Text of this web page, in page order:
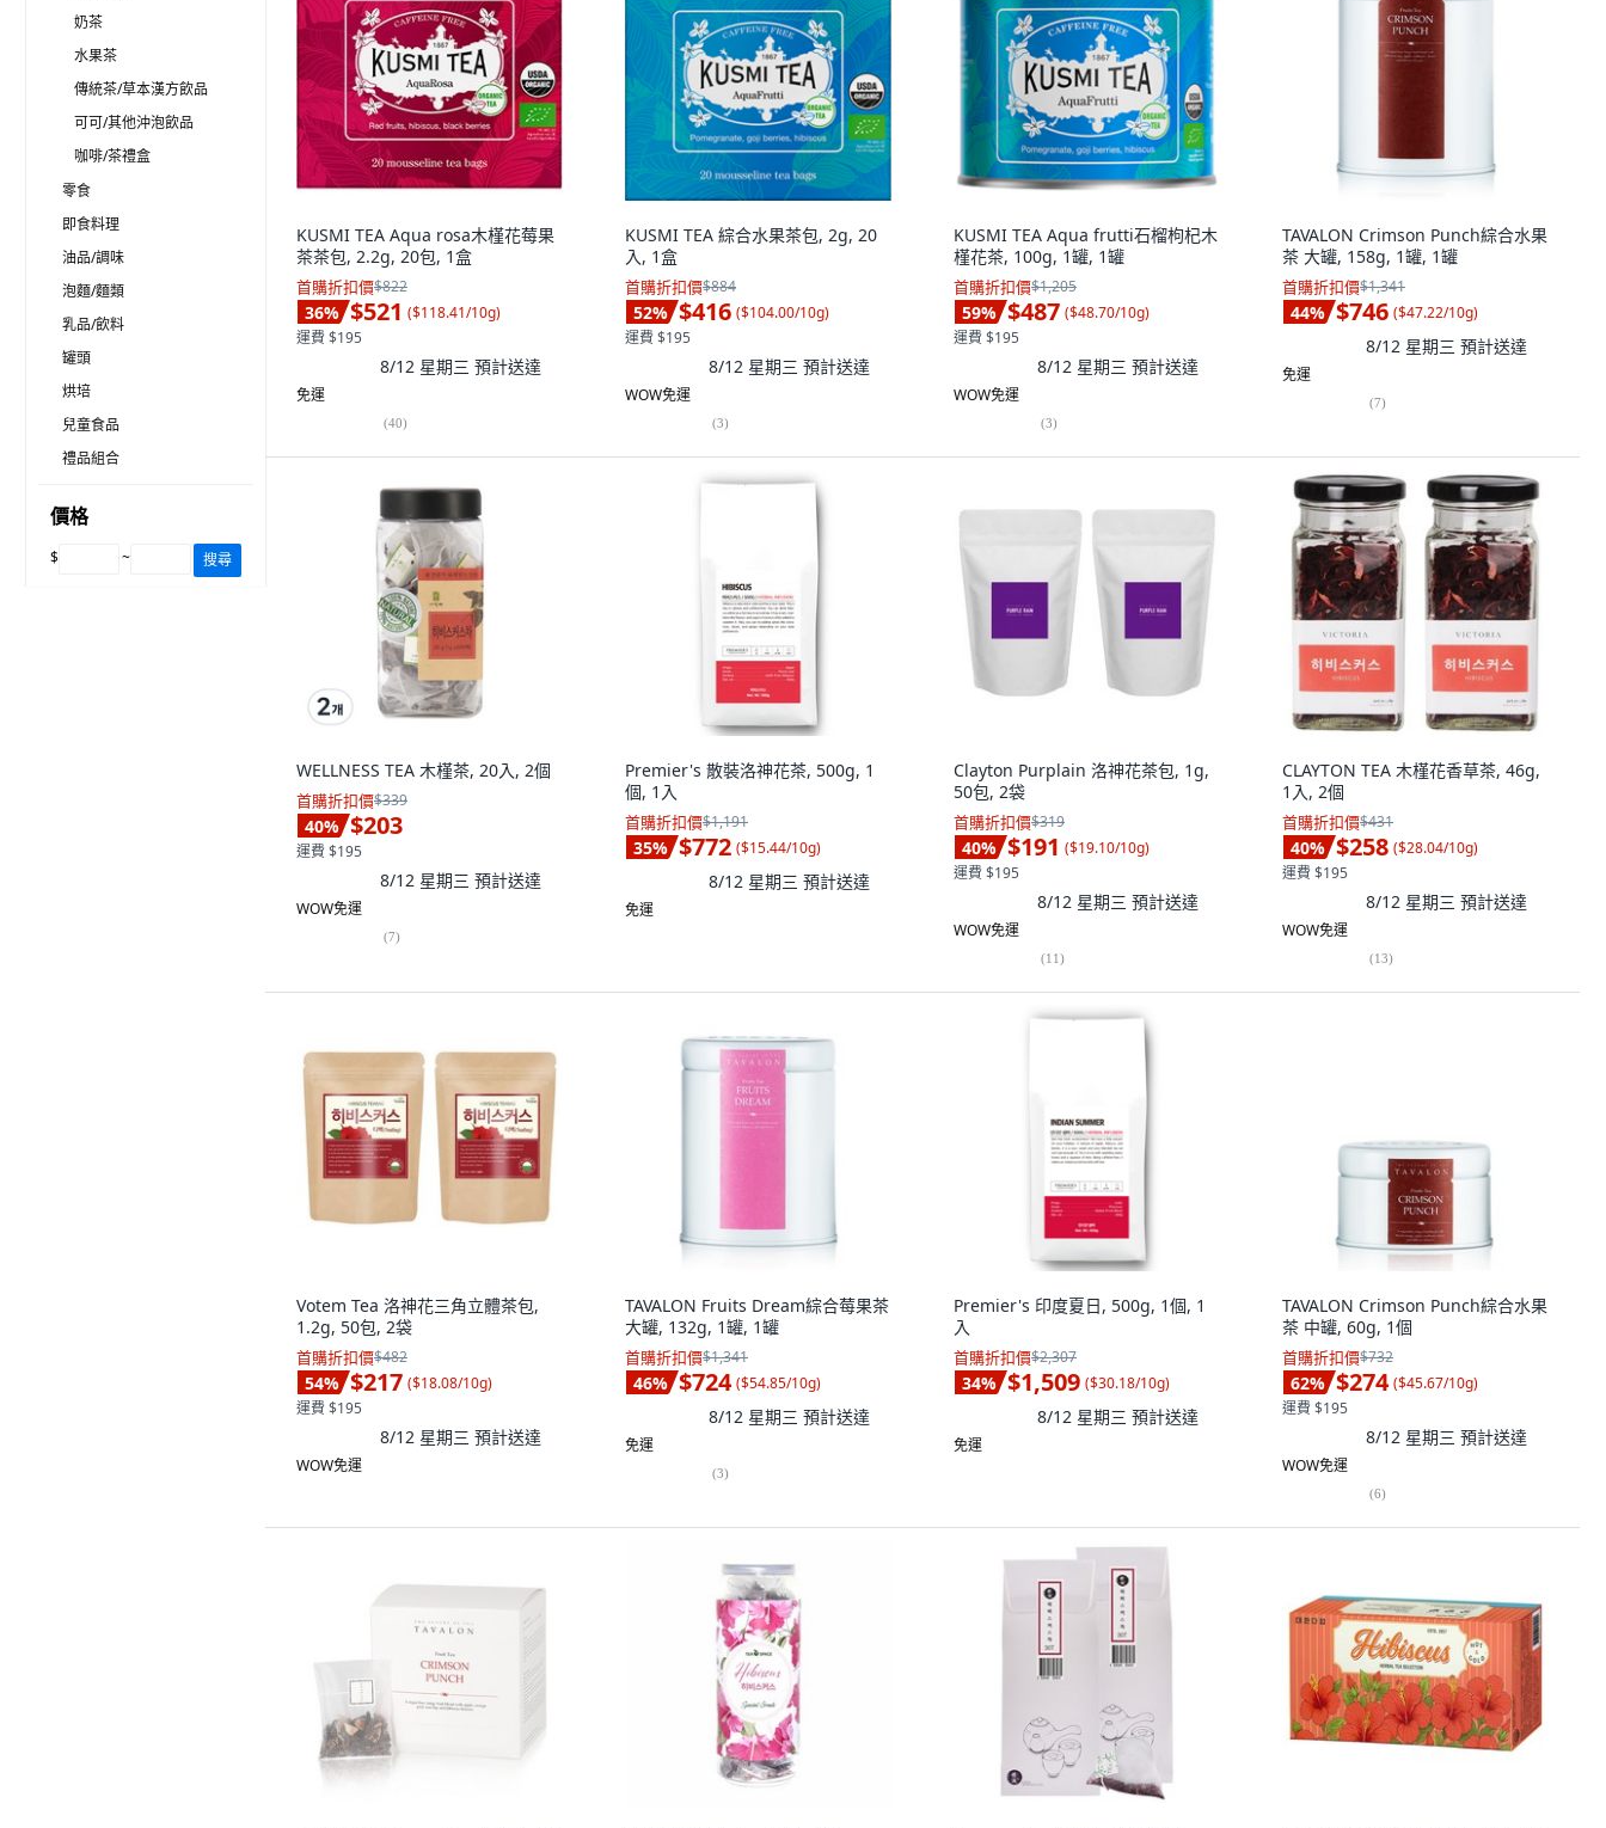
奶茶
水果茶
傳統茶/草本漢方飲品
可可/其他沖泡飲品
咖啡/茶禮盒
零食
即食料理
油品/調味
泡麵/麵類
乳品/飲料
罐頭
烘培
兒童食品
禮品組合
價格
$ ~ 搜尋
KUSMI TEA Aqua rosa木槿花莓果
茶茶包, 2.2g, 20包, 1盒
首購折扣價$822
36% $521 ($118.41/10g)
運費 $195
8/12 星期三 預計送達
免運
(40)
KUSMI TEA 綜合水果茶包, 2g, 20
入, 1盒
首購折扣價$884
52% $416 ($104.00/10g)
運費 $195
8/12 星期三 預計送達
WOW免運
(3)
KUSMI TEA Aqua frutti石榴枸杞木
槿花茶, 100g, 1罐, 1罐
首購折扣價$1,205
59% $487 ($48.70/10g)
運費 $195
8/12 星期三 預計送達
WOW免運
(3)
TAVALON Crimson Punch綜合水果
茶 大罐, 158g, 1罐, 1罐
首購折扣價$1,341
44% $746 ($47.22/10g)
8/12 星期三 預計送達
免運
(7)
WELLNESS TEA 木槿茶, 20入, 2個
首購折扣價$339
40% $203
運費 $195
8/12 星期三 預計送達
WOW免運
(7)
Premier's 散裝洛神花茶, 500g, 1
個, 1入
首購折扣價$1,191
35% $772 ($15.44/10g)
8/12 星期三 預計送達
免運
Clayton Purplain 洛神花茶包, 1g,
50包, 2袋
首購折扣價$319
40% $191 ($19.10/10g)
運費 $195
8/12 星期三 預計送達
WOW免運
(11)
CLAYTON TEA 木槿花香草茶, 46g,
1入, 2個
首購折扣價$431
40% $258 ($28.04/10g)
運費 $195
8/12 星期三 預計送達
WOW免運
(13)
Votem Tea 洛神花三角立體茶包,
1.2g, 50包, 2袋
首購折扣價$482
54% $217 ($18.08/10g)
運費 $195
8/12 星期三 預計送達
WOW免運
TAVALON Fruits Dream綜合莓果茶
大罐, 132g, 1罐, 1罐
首購折扣價$1,341
46% $724 ($54.85/10g)
8/12 星期三 預計送達
免運
(3)
Premier's 印度夏日, 500g, 1個, 1
入
首購折扣價$2,307
34% $1,509 ($30.18/10g)
8/12 星期三 預計送達
免運
TAVALON Crimson Punch綜合水果
茶 中罐, 60g, 1個
首購折扣價$732
62% $274 ($45.67/10g)
運費 $195
8/12 星期三 預計送達
WOW免運
(6)